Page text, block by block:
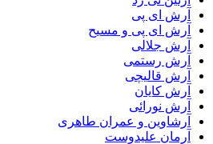
آرش ای پی
آرش ای پی و مسیح
آرش جلالی
آرش رستمی
آرش قالیچی
آرش کایان
آرش نورائی
آرشاوین و عمران طاهری
آرمان علیدوست